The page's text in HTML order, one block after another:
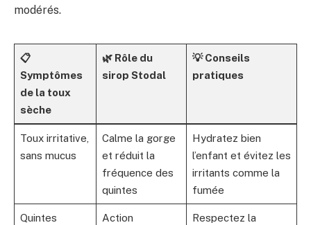
modérés.
📋
Symptômes
de la toux
sèche
🌿 Rôle du
sirop Stodal
💡 Conseils
pratiques
Toux irritative,
sans mucus
Calme la gorge
et réduit la
fréquence des
quintes
Hydratez bien
l’enfant et évitez les
irritants comme la
fumée
Quintes
Action
Respectez la